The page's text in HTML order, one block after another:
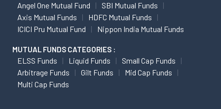
Angel One Mutual Fund
SBI Mutual Funds
Axis Mutual Funds
HDFC Mutual Funds
ICICI Pru Mutual Fund
Nippon India Mutual Funds
MUTUAL FUNDS CATEGORIES :
ELSS Funds Liquid Funds
Small Cap Funds
Arbitrage Funds
Gilt Funds
Mid Cap Funds
Multi Cap Funds